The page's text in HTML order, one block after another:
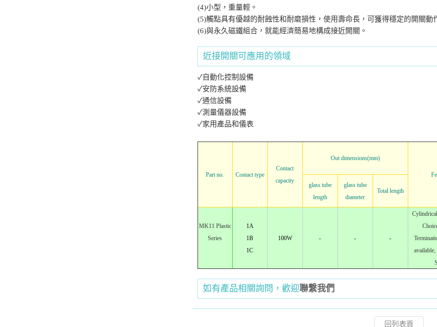
(4)小型，重量輕。
(5)觸點具有優越的耐蝕性和耐磨損性，使用壽命長，可獲得穩定的開關動
(6)與永久磁鐵組合，就能經濟簡易地構成接近開關。
近接開關可應用的領域
✓自動化控制設備
✓安防系統設備
✓通信設備
✓測量儀器設備
✓家用產品和儀表
Part no. Contact type
Contact
capacity
Out dimensions(mm)
glass tube
length
glass tube
diameter
Total length
MK11 Plastic
Series
1A
1B
1C
100W - - -
available,
如有產品相關詢問，歡迎聯繫我們
回列表頁